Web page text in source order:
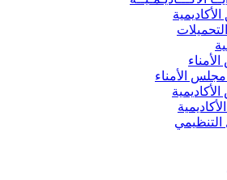
الأمناء
التنظيمي